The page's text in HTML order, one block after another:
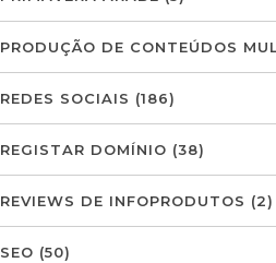
PRODUÇÃO DE CONTEÚDOS
REDES SOCIAIS (186)
REGISTAR DOMÍNIO (38)
REVIEWS DE INFOPRODUTOS (2)
SEO (50)